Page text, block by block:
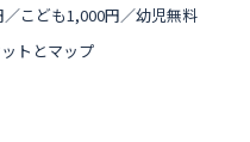
こども1,000円／幼児無料
トとマップ